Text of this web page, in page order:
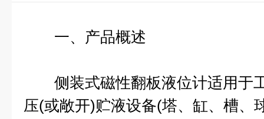
一、产品概述
侧装式磁性翻板液位计适用于
压(或敞开)贮液设备(塔、缸、槽、